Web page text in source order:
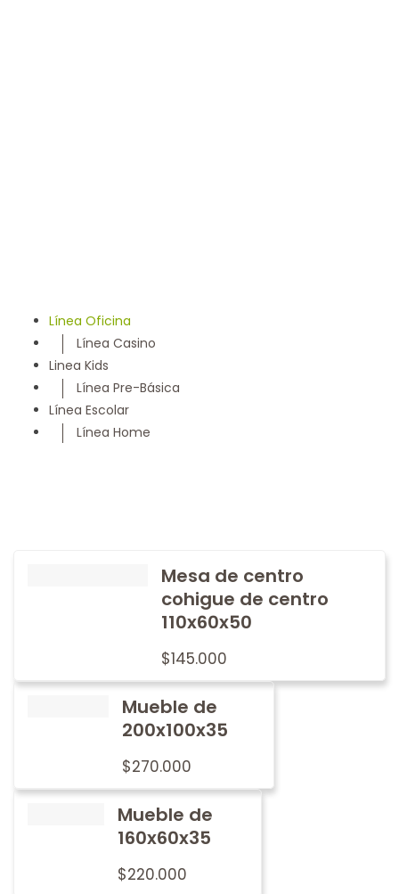
Línea Oficina
Línea Casino
Linea Kids
Línea Pre-Básica
Línea Escolar
Línea Home
Mesa de centro
cohigue de centro
110x60x50
$145.000
Mueble de
200x100x35
$270.000
Mueble de
160x60x35
$220.000